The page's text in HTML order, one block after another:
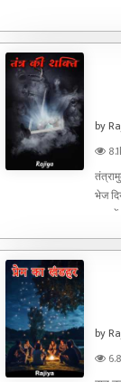
by
भेज
पर
by